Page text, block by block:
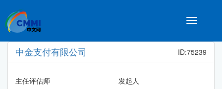
Toggle
中金支付有限公司 ID:75239
主任评估师
发起人